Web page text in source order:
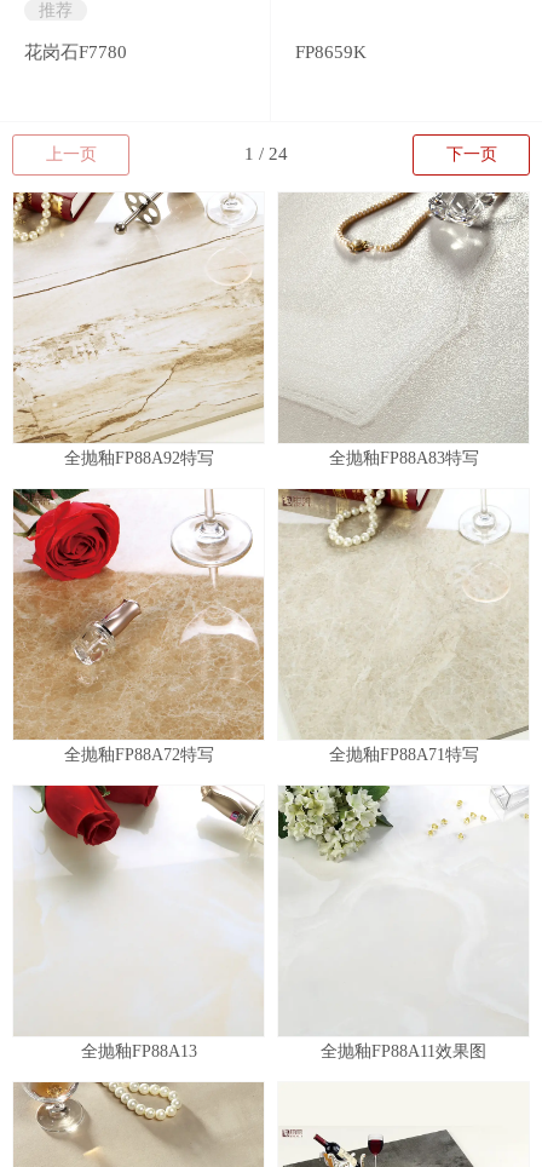
推荐
花岗石F7780 FP8659K
上一页 下一页
全抛釉FP88A92特写 全抛釉FP88A83特写
全抛釉FP88A72特写 全抛釉FP88A71特写
全抛釉FP88A13 全抛釉FP88A11效果图